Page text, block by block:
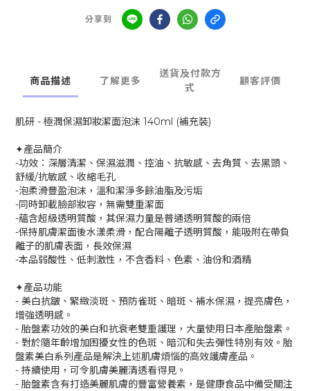
分享到
商品描述 了解更多
送貨及付款方
式
顧客評價
肌研 - 極潤保濕卸妝潔面泡沫 140ml (補充裝)
✦產品簡介
-功效：深層清潔、保濕滋潤、控油、抗敏感、去角質、去黑頭、
舒緩/抗敏感、收縮毛孔
-泡柔滑豐盈泡沫，溫和潔淨多餘油脂及污垢
-同時卸載臉部妝容，無需雙重潔面
-蘊含超級透明質酸，其保濕力量是普通透明質酸的兩倍
-保持肌膚潔面後水漾柔滑，配合陽離子透明質酸，能吸附在帶負
離子的肌膚表面，長效保濕
-本品弱酸性、低刺激性，不含香料、色素、油份和酒精
✦產品功能
- 美白抗皺、緊緻淡斑、預防雀斑、暗斑、補水保濕，提亮膚色，
增強透明感。
- 胎盤素功效的美白和抗衰老雙重護理，大量使用日本產胎盤素。
- 對於隨年齡增加困擾女性的色斑、暗沉和失去彈性特別有效。胎
盤素美白系列產品是解決上述肌膚煩惱的高效護膚產品。
- 持續使用，可令肌膚美麗清透看得見。
- 胎盤素含有打造美麗肌膚的豐富營養素，是健康食品中備受關注